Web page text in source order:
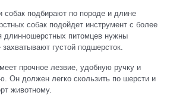
подбирают по породе и длине
собак подойдет инструмент с более
длинношерстных питомцев нужны
густой подшерсток.
прочное лезвие, удобную ручку и
Он должен легко скользить по шерсти и
животному.